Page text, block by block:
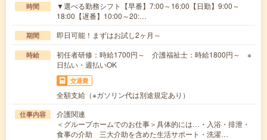
時間
▼選べる勤務シフト【早番】7:00～16:00【日勤】9:00～
18:00【遅番】10:00～20:…
期間 即日可能！まずはお試し2ヶ月～
時給
初任者研修：時給1700円～ 介護福祉士：時給1800円～ ※
日払い・週払いOK
交通費
全額支給（※ガソリン代は別途規定あり）
仕事内容
介護関連
＜グループホームでのお仕事＞具体的には…・入浴・排泄・
食事の介助 三大介助を含めた生活サポート・洗濯…